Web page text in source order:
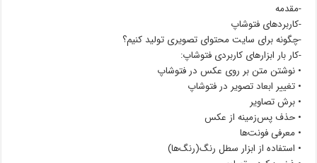
-مقدمه
-کاربرد‌های فتوشاپ
-چگونه برای سایت محتوای تصویری تولید کنیم؟
-کار بار ابزارهای کاربردی فتوشاپ:
• نوشتن متن بر روی عکس در فتوشاپ
• تغییر ابعاد تصویر در فتوشاپ
• برش تصاویر
• حذف پس‌زمینه از عکس
• معرفی فونت‌ها
• استفاده از ابزار سطل رنگ(رنگ‌ها)